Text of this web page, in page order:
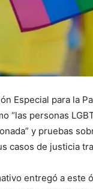
Especial para la
“las personas
y pruebas
casos de justicia
entregó a este